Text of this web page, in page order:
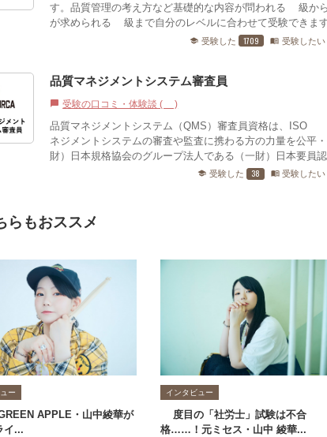
す。品質管理の考え方など基礎的な内容が問われる4級か
が求められる1級まで自分のレベルに合わせて受験できま
school 受験した 1709 menu_book 受験したい
品質マネジメントシステム審査員
chat_bubble 受験の口コミ・体験談 (0)
品質マネジメントシステム（QMS）審査員資格は、
ネジメントシステムの審査や監査に携わる方の力量を公平
財）日本規格協会のグループ法人である（一財）日本要員認
school 受験した 38 menu_book 受験したい
らもおススメ
ー
APPLE・山中綾華が
イ...
インタビュー
1度目の「社労士」試験は不合
格……！元ミセス・山中 綾華...